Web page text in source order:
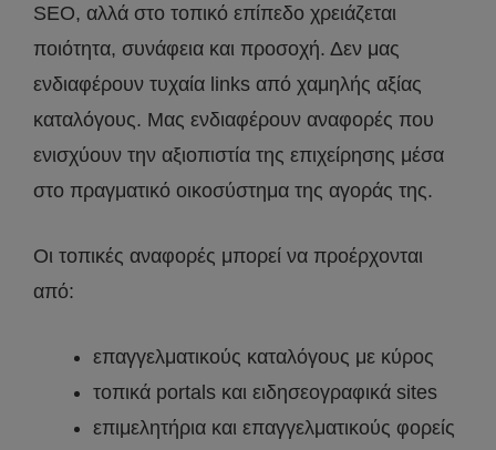
SEO, αλλά στο τοπικό επίπεδο χρειάζεται
ποιότητα, συνάφεια και προσοχή. Δεν μας
ενδιαφέρουν τυχαία links από χαμηλής αξίας
καταλόγους. Μας ενδιαφέρουν αναφορές που
ενισχύουν την αξιοπιστία της επιχείρησης μέσα
στο πραγματικό οικοσύστημα της αγοράς της.
Οι τοπικές αναφορές μπορεί να προέρχονται
από:
επαγγελματικούς καταλόγους με κύρος
τοπικά portals και ειδησεογραφικά sites
επιμελητήρια και επαγγελματικούς φορείς